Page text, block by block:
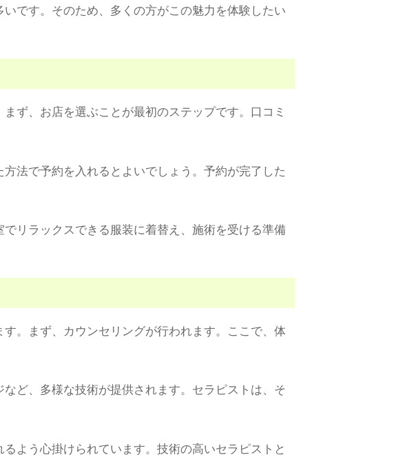
です。そのため、多くの方がこの魅力を体験したい
ず、お店を選ぶことが最初のステップです。口コミ
法で予約を入れるとよいでしょう。予約が完了した
リラックスできる服装に着替え、施術を受ける準備
。まず、カウンセリングが行われます。ここで、体
ど、多様な技術が提供されます。セラピストは、そ
よう心掛けられています。技術の高いセラピストと